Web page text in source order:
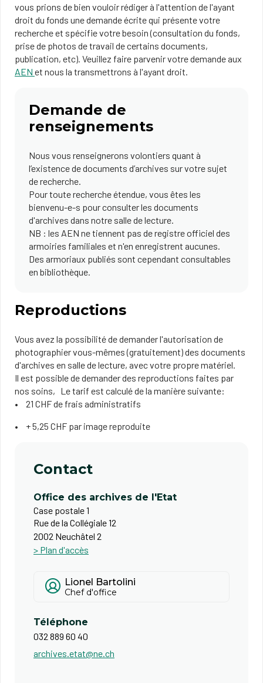
vous prions de bien vouloir rédiger à l'attention de l'ayant
droit du fonds une demande écrite qui présente votre
recherche et spécifie votre besoin (consultation du fonds,
prise de photos de travail de certains documents,
publication, etc). Veuillez faire parvenir votre demande aux
AEN et nous la transmettrons à l'ayant droit.
Demande de
renseignements
Nous vous renseignerons volontiers quant à
l’existence de documents d’archives sur votre sujet
de recherche.
Pour toute recherche étendue, vous êtes les
bienvenu-e-s pour consulter les documents
d'archives dans notre salle de lecture.
NB : les AEN ne tiennent pas de registre officiel des
armoiries familiales et n'en enregistrent aucunes.
Des armoriaux publiés sont cependant consultables
en bibliothèque.
Reproductions
Vous avez la possibilité de demander l'autorisation de
photographier vous-mêmes (gratuitement) des documents
d'archives en salle de lecture, avec votre propre matériel.
Il est possible de demander des reproductions faites par
nos soins, Le tarif est calculé de la manière suivante:
21 CHF de frais administratifs
+ 5,25 CHF par image reproduite
Contact
Office des archives de l'Etat
Case postale 1
Rue de la Collégiale 12
2002 Neuchâtel 2
> Plan d'accès
Lionel Bartolini
Chef d'office
Téléphone
032 889 60 40
archives.etat@ne.ch